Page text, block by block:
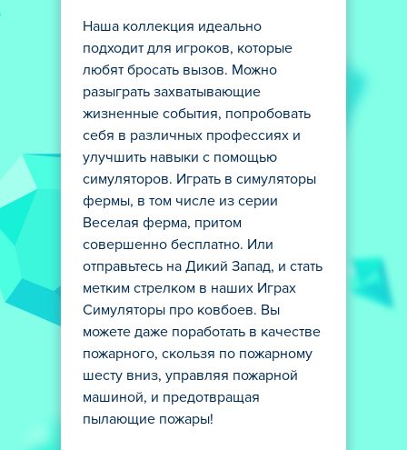
Наша коллекция идеально
подходит для игроков, которые
любят бросать вызов. Можно
разыграть захватывающие
жизненные события, попробовать
себя в различных профессиях и
улучшить навыки с помощью
симуляторов. Играть в симуляторы
фермы, в том числе из серии
Веселая ферма, притом
совершенно бесплатно. Или
отправьтесь на Дикий Запад, и стать
метким стрелком в наших Играх
Симуляторы про ковбоев. Вы
можете даже поработать в качестве
пожарного, скользя по пожарному
шесту вниз, управляя пожарной
машиной, и предотвращая
пылающие пожары!